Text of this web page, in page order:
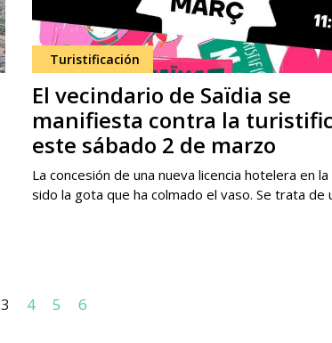
Turistificación
El vecindario de Saïdia se
manifiesta contra la
este sábado 2 de marzo
La concesión de una nueva licencia hotelera en la
sido la gota que ha colmado el vaso. Se trata de
3 4 5 6